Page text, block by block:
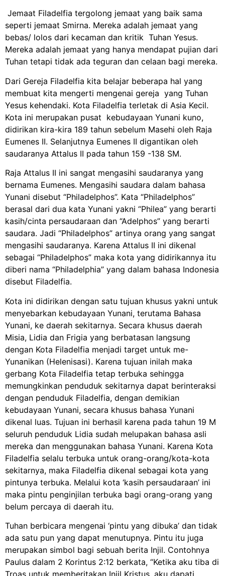
Jemaat Filadelfia tergolong jemaat yang baik sama
seperti jemaat Smirna. Mereka adalah jemaat yang
bebas/ lolos dari kecaman dan kritik Tuhan Yesus.
Mereka adalah jemaat yang hanya mendapat pujian dari
Tuhan tetapi tidak ada teguran dan celaan bagi mereka.
Dari Gereja Filadelfia kita belajar beberapa hal yang
membuat kita mengerti mengenai gereja yang Tuhan
Yesus kehendaki. Kota Filadelfia terletak di Asia Kecil.
Kota ini merupakan pusat kebudayaan Yunani kuno,
didirikan kira-kira 189 tahun sebelum Masehi oleh Raja
Eumenes II. Selanjutnya Eumenes II digantikan oleh
saudaranya Attalus II pada tahun 159 -138 SM.
Raja Attalus II ini sangat mengasihi saudaranya yang
bernama Eumenes. Mengasihi saudara dalam bahasa
Yunani disebut “Philadelphos”. Kata “Philadelphos”
berasal dari dua kata Yunani yakni “Philea” yang berarti
kasih/cinta persaudaraan dan “Adelphos” yang berarti
saudara. Jadi “Philadelphos” artinya orang yang sangat
mengasihi saudaranya. Karena Attalus II ini dikenal
sebagai “Philadelphos” maka kota yang didirikannya itu
diberi nama “Philadelphia” yang dalam bahasa Indonesia
disebut Filadelfia.
Kota ini didirikan dengan satu tujuan khusus yakni untuk
menyebarkan kebudayaan Yunani, terutama Bahasa
Yunani, ke daerah sekitarnya. Secara khusus daerah
Misia, Lidia dan Frigia yang berbatasan langsung
dengan Kota Filadelfia menjadi target untuk me-
Yunanikan (Helenisasi). Karena tujuan inilah maka
gerbang Kota Filadelfia tetap terbuka sehingga
memungkinkan penduduk sekitarnya dapat berinteraksi
dengan penduduk Filadelfia, dengan demikian
kebudayaan Yunani, secara khusus bahasa Yunani
dikenal luas. Tujuan ini berhasil karena pada tahun 19 M
seluruh penduduk Lidia sudah melupakan bahasa asli
mereka dan menggunakan bahasa Yunani. Karena Kota
Filadelfia selalu terbuka untuk orang-orang/kota-kota
sekitarnya, maka Filadelfia dikenal sebagai kota yang
pintunya terbuka. Melalui kota ‘kasih persaudaraan’ ini
maka pintu penginjilan terbuka bagi orang-orang yang
belum percaya di daerah itu.
Tuhan berbicara mengenai ‘pintu yang dibuka’ dan tidak
ada satu pun yang dapat menutupnya. Pintu itu juga
merupakan simbol bagi sebuah berita Injil. Contohnya
Paulus dalam 2 Korintus 2:12 berkata, “Ketika aku tiba di
Troas untuk memberitakan Injil Kristus, aku dapati,